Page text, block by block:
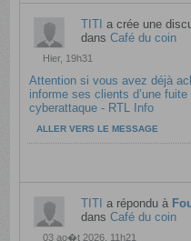
TITI a crée une
dansCafé du coin
Hier, 19h31
Attention si vous avez déjà
informe ses clients d’une
cyberattaque - RTL Info
ALLER VERS LE MESSAGE
TITI a répondu à
dansCafé du coin
03 ao�t 2026, 11h21